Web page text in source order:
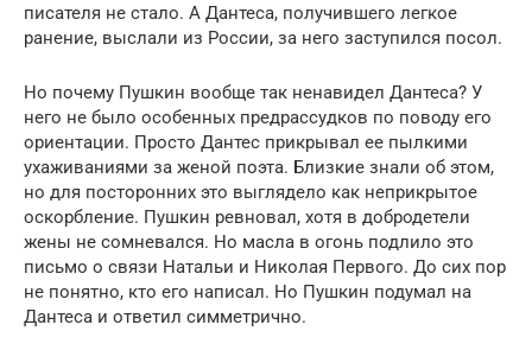
писателя не стало. А Дантеса, получившего легкое
ранение, выслали из России, за него заступился посол.
Но почему Пушкин вообще так ненавидел Дантеса? У
него не было особенных предрассудков по поводу его
ориентации. Просто Дантес прикрывал ее пылкими
ухаживаниями за женой поэта. Близкие знали об этом,
но для посторонних это выглядело как неприкрытое
оскорбление. Пушкин ревновал, хотя в добродетели
жены не сомневался. Но масла в огонь подлило это
письмо о связи Натальи и Николая Первого. До сих пор
не понятно, кто его написал. Но Пушкин подумал на
Дантеса и ответил симметрично.